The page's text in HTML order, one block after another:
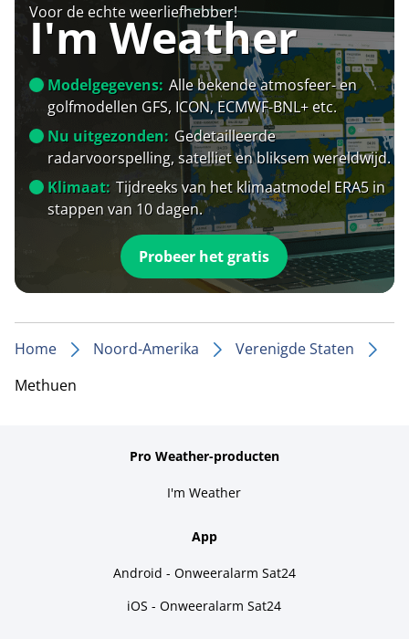
Voor de echte weerliefhebber!
I'm Weather
Modelgegevens: Alle bekende atmosfeer- en
golfmodellen GFS, ICON, ECMWF-BNL+ etc.
Nu uitgezonden: Gedetailleerde
radarvoorspelling, satelliet en bliksem wereldwijd.
Klimaat: Tijdreeks van het klimaatmodel ERA5 in
stappen van 10 dagen.
Probeer het gratis
Home Noord-Amerika
Verenigde Staten
Methuen
Pro Weather-producten
I'm Weather
App
Android - Onweeralarm Sat24
iOS - Onweeralarm Sat24